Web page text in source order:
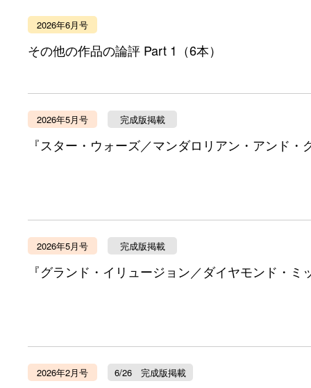
2026年6月号
その他の作品の論評 Part 1（6本）
2026年5月号 完成版掲載
『スター・ウォーズ／マンダロリアン・アンド・
2026年5月号 完成版掲載
『グランド・イリュージョン／ダイヤモンド・ミ
2026年2月号 6/26 完成版掲載